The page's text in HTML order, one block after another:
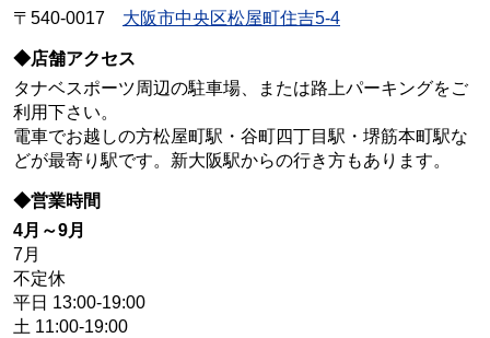
〒540-0017 大阪市中央区松屋町住吉5-4
◆店舗アクセス
タナベスポーツ周辺の駐車場、または路上パーキングをご
利用下さい。
電車でお越しの方松屋町駅・谷町四丁目駅・堺筋本町駅な
どが最寄り駅です。新大阪駅からの行き方もあります。
◆営業時間
4月～9月
7月
不定休
平日 13:00-19:00
土 11:00-19:00